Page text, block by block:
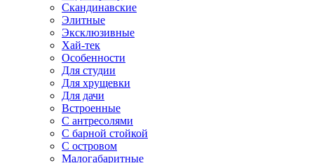
Скандинавские
Элитные
Эксклюзивные
Хай-тек
Особенности
Для студии
Для хрущевки
Для дачи
Встроенные
С антресолями
С барной стойкой
С островом
Малогабаритные